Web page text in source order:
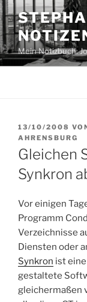
Zum
Inhalt
springen
Mein Notizbuch:
AM
13/10/2008
AHRENSBURG
Gleichen
Synkron
Vor einigen
Programm
Verzeichnisse
Diensten oder
Synkron ist
gestaltete
gleichermaßen